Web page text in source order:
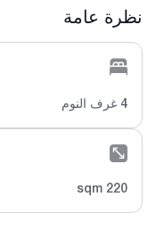
نظرة عامة
4 غرف النوم
220 sqm